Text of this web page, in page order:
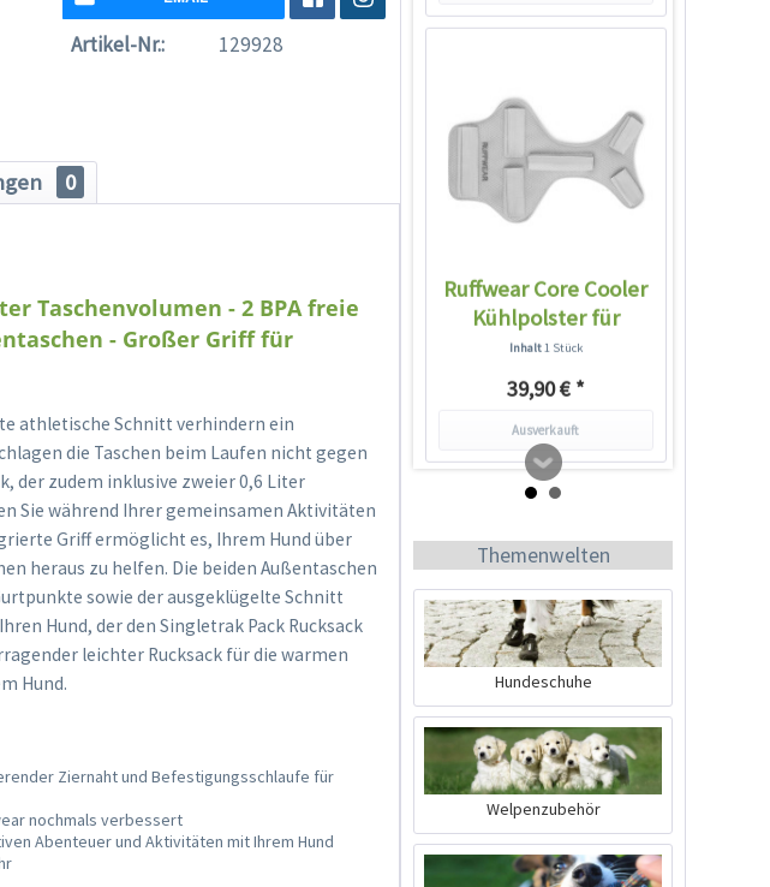
Artikel-Nr.: 129928
0
Taschenvolumen - 2 BPA freie
- Großer Griff für
athletische Schnitt verhindern ein
die Taschen beim Laufen nicht gegen
der zudem inklusive zweier 0,6 Liter
Sie während Ihrer gemeinsamen Aktivitäten
Griff ermöglicht es, Ihrem Hund über
heraus zu helfen. Die beiden Außentaschen
sowie der ausgeklügelte Schnitt
Hund, der den Singletrak Pack Rucksack
leichter Rucksack für die warmen
Hund.
Ziernaht und Befestigungsschlaufe für
nochmals verbessert
Abenteuer und Aktivitäten mit Ihrem Hund
Ruffwear Core Cooler
Kühlpolster für
Geschirre...
Inhalt1 Stück
39,90 € *
Ausverkauft
Ruffwear Brush Guard
Brustpolster für
Geschirre...
Inhalt1 Stück
38,90 € *
Jetzt bestellen
Themenwelten
Hundeschuhe
Welpenzubehör